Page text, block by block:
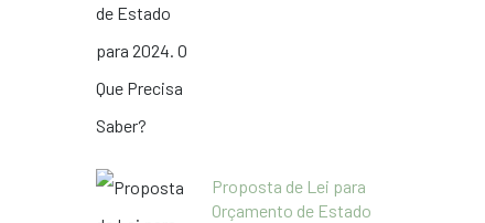
Proposta de Lei para
Orçamento de Estado